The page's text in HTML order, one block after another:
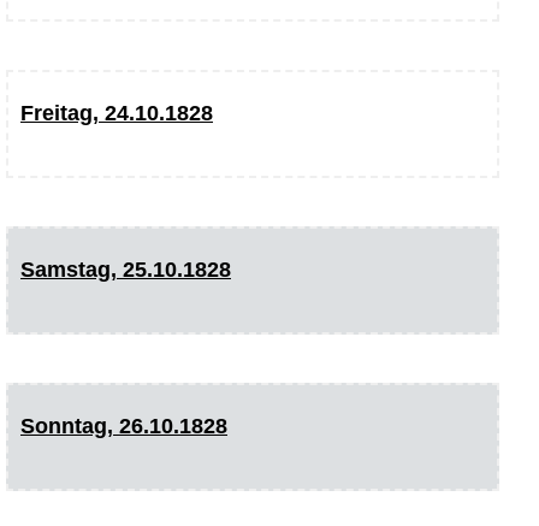
Freitag, 24.10.1828
Samstag, 25.10.1828
Sonntag, 26.10.1828